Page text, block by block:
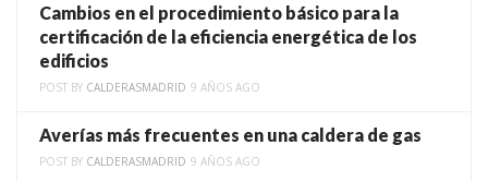
Cambios en el procedimiento básico para la
certificación de la eficiencia energética de los
edificios
POST BY CALDERASMADRID 9 AÑOS AGO
Averías más frecuentes en una caldera de gas
POST BY CALDERASMADRID 9 AÑOS AGO